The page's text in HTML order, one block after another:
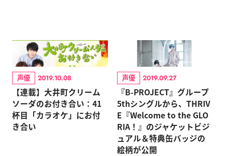
声優 2019.10.08
【連載】大井町クリーム
ソーダのお付き合い：41
杯目「カラオケ」にお付
き合い
声優 2019.09.27
『B-PROJECT』グループ
5thシングルから、THRIV
E『Welcome to the GLO
RIA！』のジャケットビジ
ュアル＆特典缶バッジの
絵柄が公開